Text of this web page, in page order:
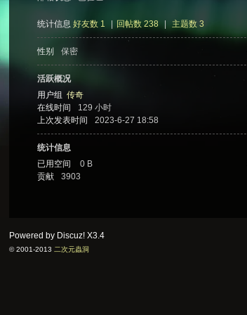
统计信息 好友数 1 回帖数 238 主题数 3
性别 保密
活跃概况
用户组传奇
在线时间
129 小时
上次发表时间
2023-6-27 18:58
统计信息
已用空间
0 B
贡献
3903
Powered by Discuz!X3.4
© 2001-2013 二次元蟲洞